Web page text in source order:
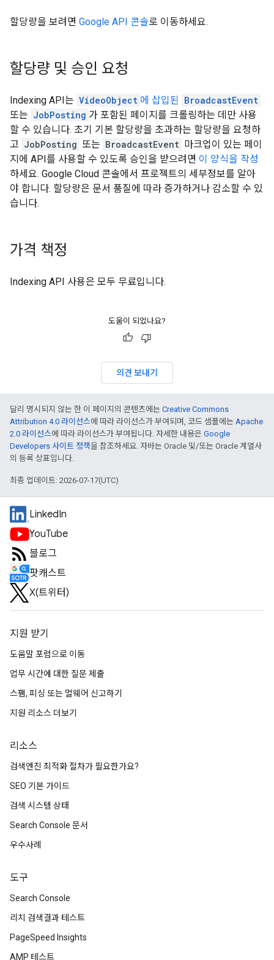
할당량을 보려면 Google API 콘솔로 이동하세요.
할당량 및 승인 요청
Indexing API는 VideoObject 에 삽입된 BroadcastEvent
또는 JobPosting 가 포함된 페이지를 크롤링하는 데만 사용
할 수 있습니다. 초기 기본 할당량을 초과하는 할당량을 요청하
고 JobPosting 또는 BroadcastEvent 마크업이 있는 페이
지에 API를 사용할 수 있도록 승인을 받으려면 이 양식을 작성
하세요. Google Cloud 콘솔에서 프로젝트의 세부정보를 알아
야 합니다. 할당량은 문서 품질에 따라 증가하거나 감소할 수 있
습니다.
가격 책정
Indexing API 사용은 모두 무료입니다.
도움이 되었나요?
의견 보내기
달리 명시되지 않는 한 이 페이지의 콘텐츠에는 Creative Commons
Attribution 4.0 라이선스에 따라 라이선스가 부여되며, 코드 샘플에는 Apache
2.0 라이선스에 따라 라이선스가 부여됩니다. 자세한 내용은 Google
Developers 사이트 정책을 참조하세요. 자바는 Oracle 및/또는 Oracle 계열사
의 등록 상표입니다.
최종 업데이트: 2026-07-17(UTC)
LinkedIn
YouTube
블로그
팟캐스트
X(트위터)
지원 받기
도움말 포럼으로 이동
업무 시간에 대한 질문 제출
스팸, 피싱 또는 멀웨어 신고하기
지원 리소스 더보기
리소스
검색엔진 최적화 절차가 필요한가요?
SEO 기본 가이드
검색 시스템 상태
Search Console 문서
우수사례
도구
Search Console
리치 검색결과 테스트
PageSpeed Insights
AMP 테스트